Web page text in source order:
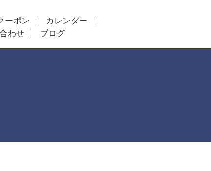
ーポン
カレンダー
わせ ブログ